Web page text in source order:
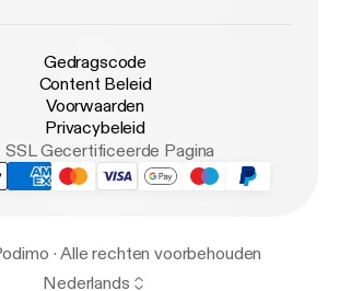
Gedragscode
Content Beleid
Voorwaarden
Privacybeleid
SSL Gecertificeerde Pagina
· Alle rechten voorbehouden
Nederlands